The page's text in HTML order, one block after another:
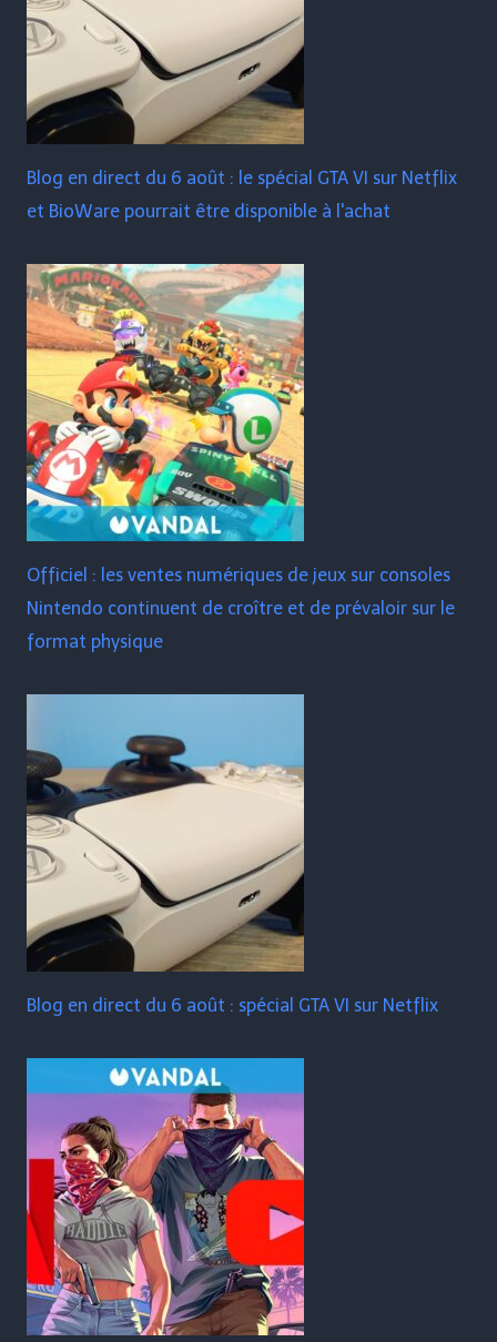
Blog en direct du 6 août : le spécial GTA VI sur Netflix
et BioWare pourrait être disponible à l'achat
Officiel : les ventes numériques de jeux sur consoles
Nintendo continuent de croître et de prévaloir sur le
format physique
Blog en direct du 6 août : spécial GTA VI sur Netflix